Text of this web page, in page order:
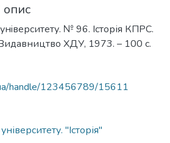
опис
№ 96. Історія КПРС.
ХДУ, 1973. – 100 с.
handle/123456789/15611
"Історія"